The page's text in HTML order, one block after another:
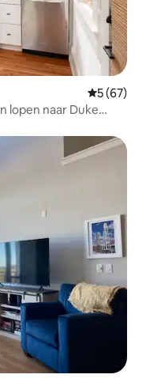
5 (67)
lopen naar Duke